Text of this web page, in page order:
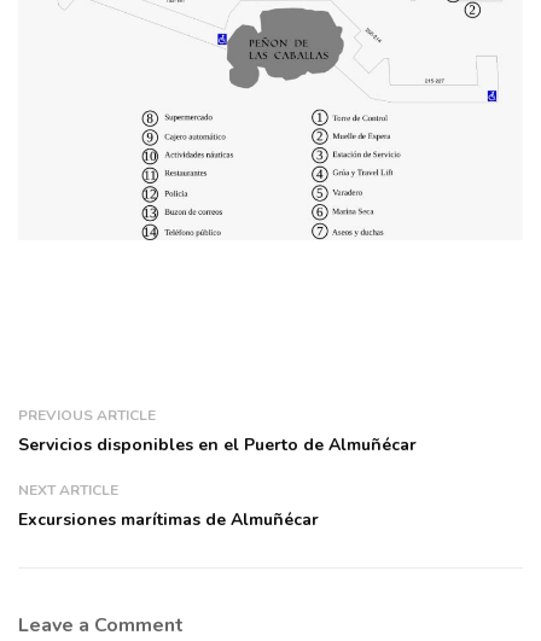
PREVIOUS ARTICLE
Servicios disponibles en el Puerto de Almuñécar
NEXT ARTICLE
Excursiones marítimas de Almuñécar
Leave a Comment